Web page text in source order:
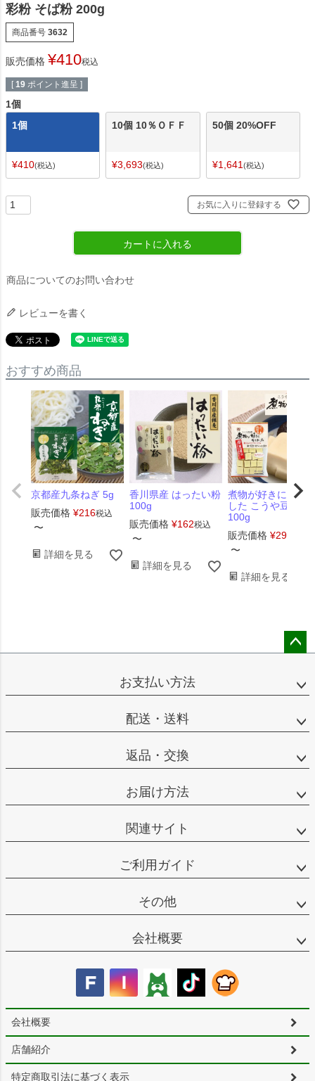
彩粉 そば粉 200g
商品番号 3632
販売価格 ¥410税込
[ 19 ポイント進呈 ]
1個
1個
¥410 税込
10個 10％ＯＦＦ
¥3,693 税込
50個 20%OFF
¥1,641 税込
お気に入りに登録する
カートに入れる
商品についてのお問い合わせ
レビューを書く
おすすめ商品
京都産九条ねぎ 5g
販売価格 ¥216税込
〜
詳細を見る
香川県産 はったい粉
100g
販売価格 ¥162税込
〜
詳細を見る
煮物が好きになり
した こうや豆腐
100g
販売価格 ¥291
〜
詳細を見る
ップ
お支払い方法
配送・送料
返品・交換
お届け方法
関連サイト
ご利用ガイド
その他
会社概要
会社概要
店舗紹介
特定商取引法に基づく表示